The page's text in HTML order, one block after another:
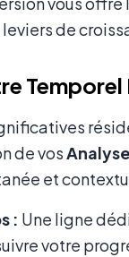
de
de vos
et
: Une ligne
votre